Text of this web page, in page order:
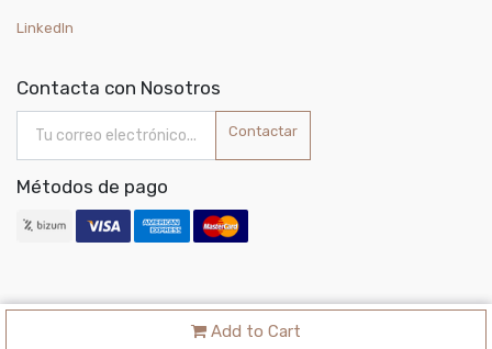
Add to Cart
LinkedIn
Contacta con Nosotros
Contactar
Métodos de pago
Copyright © Joyería Cristi S.L.